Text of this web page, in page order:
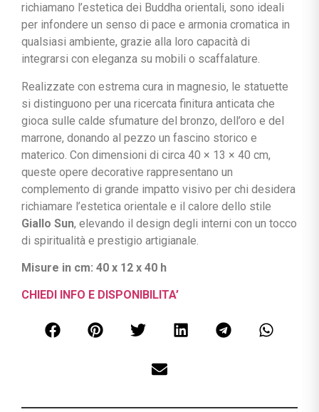
richiamano l’estetica dei Buddha orientali, sono ideali
per infondere un senso di pace e armonia cromatica in
qualsiasi ambiente, grazie alla loro capacità di
integrarsi con eleganza su mobili o scaffalature.
Realizzate con estrema cura in magnesio, le statuette
si distinguono per una ricercata finitura anticata che
gioca sulle calde sfumature del bronzo, dell’oro e del
marrone, donando al pezzo un fascino storico e
materico. Con dimensioni di circa 40 × 13 × 40 cm,
queste opere decorative rappresentano un
complemento di grande impatto visivo per chi desidera
richiamare l’estetica orientale e il calore dello stile
Giallo Sun, elevando il design degli interni con un tocco
di spiritualità e prestigio artigianale.
Misure in cm: 40 x 12 x 40 h
CHIEDI INFO E DISPONIBILITA’